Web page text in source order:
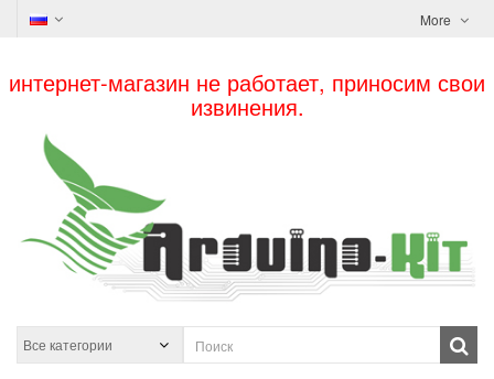
More
интернет-магазин не работает, приносим свои
извинения.